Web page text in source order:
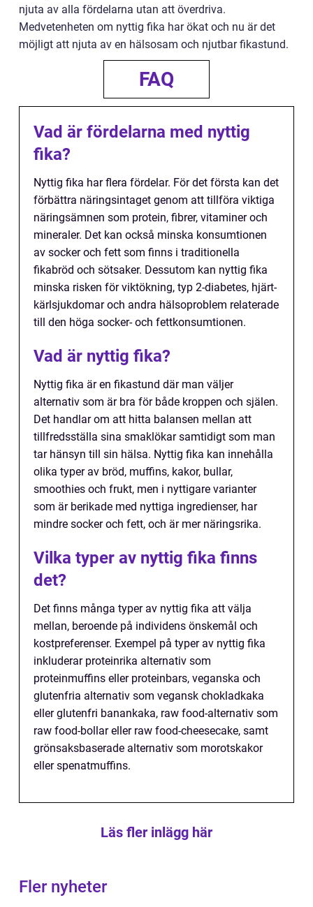
njuta av alla fördelarna utan att överdriva.
Medvetenheten om nyttig fika har ökat och nu är det
möjligt att njuta av en hälsosam och njutbar fikastund.
FAQ
Vad är fördelarna med nyttig
fika?
Nyttig fika har flera fördelar. För det första kan det
förbättra näringsintaget genom att tillföra viktiga
näringsämnen som protein, fibrer, vitaminer och
mineraler. Det kan också minska konsumtionen
av socker och fett som finns i traditionella
fikabröd och sötsaker. Dessutom kan nyttig fika
minska risken för viktökning, typ 2-diabetes, hjärt-
kärlsjukdomar och andra hälsoproblem relaterade
till den höga socker- och fettkonsumtionen.
Vad är nyttig fika?
Nyttig fika är en fikastund där man väljer
alternativ som är bra för både kroppen och själen.
Det handlar om att hitta balansen mellan att
tillfredsställa sina smaklökar samtidigt som man
tar hänsyn till sin hälsa. Nyttig fika kan innehålla
olika typer av bröd, muffins, kakor, bullar,
smoothies och frukt, men i nyttigare varianter
som är berikade med nyttiga ingredienser, har
mindre socker och fett, och är mer näringsrika.
Vilka typer av nyttig fika finns
det?
Det finns många typer av nyttig fika att välja
mellan, beroende på individens önskemål och
kostpreferenser. Exempel på typer av nyttig fika
inkluderar proteinrika alternativ som
proteinmuffins eller proteinbars, veganska och
glutenfria alternativ som vegansk chokladkaka
eller glutenfri banankaka, raw food-alternativ som
raw food-bollar eller raw food-cheesecake, samt
grönsaksbaserade alternativ som morotskakor
eller spenatmuffins.
Läs fler inlägg här
Fler nyheter